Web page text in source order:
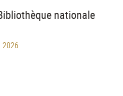
nationale
2026